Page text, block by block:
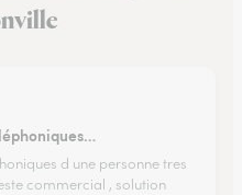
d une personne tres
commercial , solution